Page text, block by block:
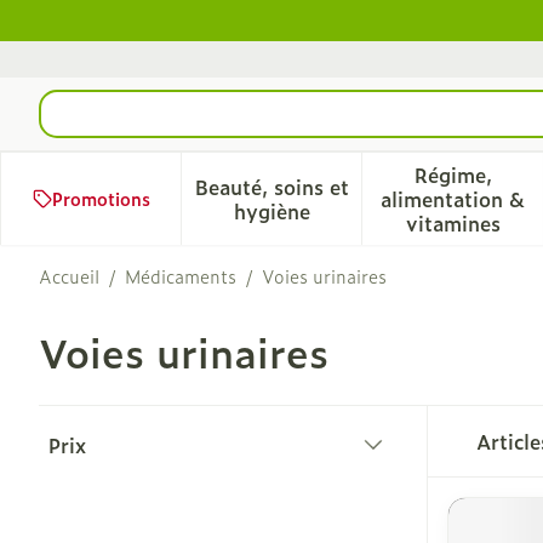
Rechercher
Promotions
Beauté, soins et
hygièneAfficher le sous-menu pour
Régime,
alimentation &
vitamines
Afficher
Accueil / Médicaments / Voies urinaires
Voies urinaires
Prix